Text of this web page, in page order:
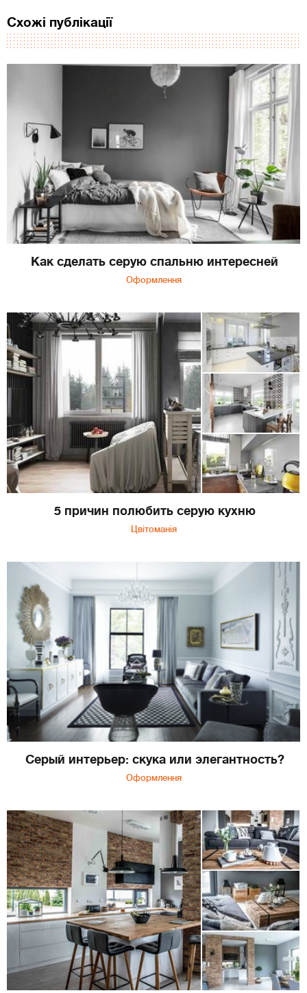
Схожі публікації
Как сделать серую спальню интересней
Оформлення
5 причин полюбить серую кухню
Цвітоманія
Серый интерьер: скука или элегантность?
Оформлення